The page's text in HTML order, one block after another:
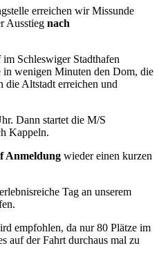
erreichen wir Missunde
Ausstieg nach
Schleswiger Stadthafen
in wenigen Minuten den Dom, die
Altstadt erreichen und
Dann startet die M/S
Kappeln.
Anmeldung wieder einen kurzen
Tag an unserem
empfohlen, da nur 80 Plätze im
auf der Fahrt durchaus mal zu